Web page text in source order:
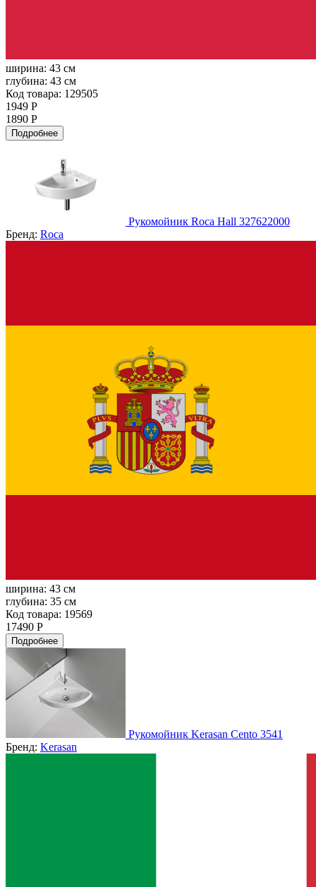
ширина: 43 см
глубина: 43 см
Код товара: 129505
1949 Р
1890 Р
Подробнее
Рукомойник Roca Hall 327622000
Бренд: Roca
ширина: 43 см
глубина: 35 см
Код товара: 19569
17490 Р
Подробнее
Рукомойник Kerasan Cento 3541
Бренд: Kerasan